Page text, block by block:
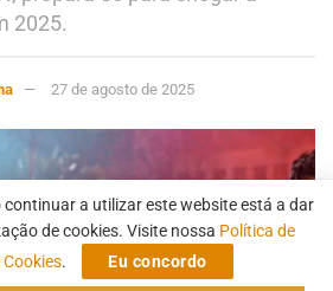
2025.
27 de agosto de 2025
continuar a utilizar este website está a dar
de cookies. Visite nossa Política de
. Eu concordo